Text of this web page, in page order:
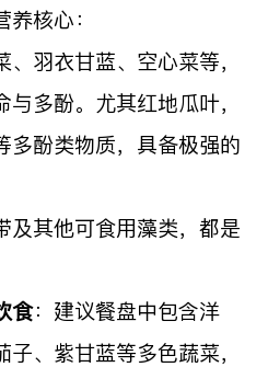
核心：
、羽衣甘蓝、空心菜等，
多酚。尤其红地瓜叶，
多酚类物质，具备极强的
及其他可食用藻类，都是
食：建议餐盘中包含洋
、紫甘蓝等多色蔬菜，